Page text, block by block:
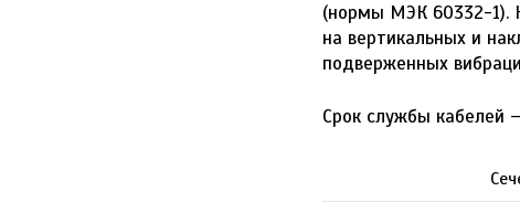
(нормы МЭК 60332-1).
на вертикальных и
подверженных
Срок службы кабелей